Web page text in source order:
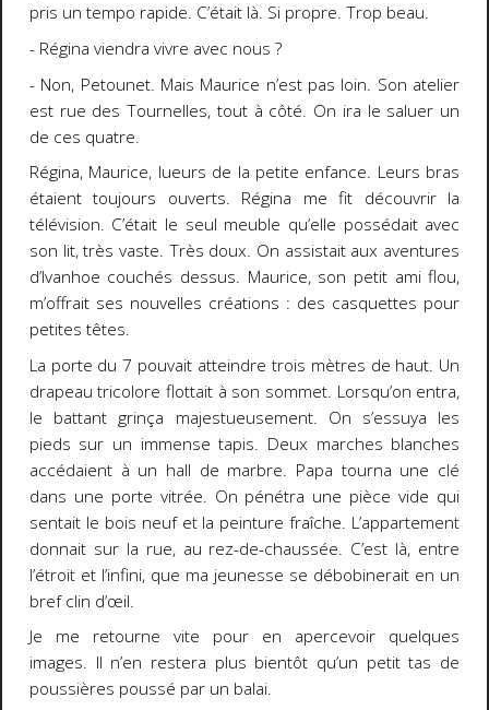
pris un tempo rapide. C’était là. Si propre. Trop beau.
- Régina viendra vivre avec nous ?
- Non, Petounet. Mais Maurice n’est pas loin. Son atelier
est rue des Tournelles, tout à côté. On ira le saluer un
de ces quatre.
Régina, Maurice, lueurs de la petite enfance. Leurs bras
étaient toujours ouverts. Régina me fit découvrir la
télévision. C’était le seul meuble qu’elle possédait avec
son lit, très vaste. Très doux. On assistait aux aventures
d’Ivanhoe couchés dessus. Maurice, son petit ami flou,
m’offrait ses nouvelles créations : des casquettes pour
petites têtes.
La porte du 7 pouvait atteindre trois mètres de haut. Un
drapeau tricolore flottait à son sommet. Lorsqu’on entra,
le battant grinça majestueusement. On s’essuya les
pieds sur un immense tapis. Deux marches blanches
accédaient à un hall de marbre. Papa tourna une clé
dans une porte vitrée. On pénétra une pièce vide qui
sentait le bois neuf et la peinture fraîche. L’appartement
donnait sur la rue, au rez-de-chaussée. C’est là, entre
l’étroit et l’infini, que ma jeunesse se débobinerait en un
bref clin d’œil.
Je me retourne vite pour en apercevoir quelques
images. Il n’en restera plus bientôt qu’un petit tas de
poussières poussé par un balai.